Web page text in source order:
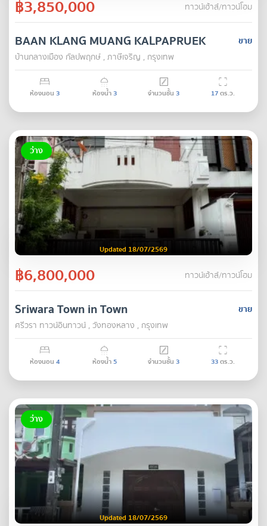
฿3,850,000 ทาวน์เฮ้าส์/ทาวน์โฮม
ขาย
BAAN KLANG MUANG KALPAPRUEK
บ้านกลางเมือง กัลปพฤกษ์ , ภาษีเจริญ , กรุงเทพ
ห้องนอน 3 ห้องน้ำ3 จำนวนชั้น 3 17ตร.ว.
ว่าง
Updated 18/07/2569
฿6,800,000 ทาวน์เฮ้าส์/ทาวน์โฮม
ขาย
Sriwara Town in Town
ศรีวรา ทาวน์อินทาวน์ , วังทองหลาง , กรุงเทพ
ห้องนอน 4 ห้องน้ำ5 จำนวนชั้น 3 33ตร.ว.
ว่าง
Updated 18/07/2569